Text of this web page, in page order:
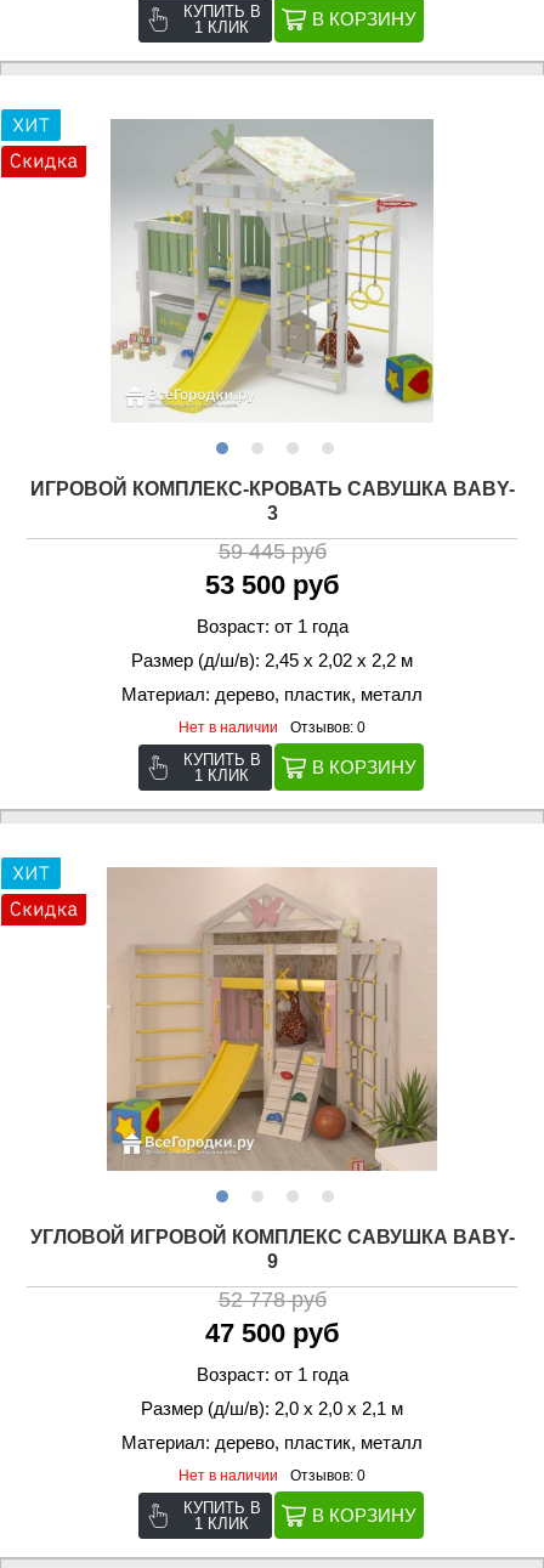
КУПИТЬ В
1 КЛИК
ИГРОВОЙ КОМПЛЕКС-КРОВАТЬ САВУШКА BABY-
3
59 445 руб
53 500 руб
Возраст: от 1 года
Размер (д/ш/в): 2,45 х 2,02 х 2,2 м
Материал: дерево, пластик, металл
Нет в наличии Отзывов: 0
КУПИТЬ В
1 КЛИК
УГЛОВОЙ ИГРОВОЙ КОМПЛЕКС САВУШКА BABY-
9
52 778 руб
47 500 руб
Возраст: от 1 года
Размер (д/ш/в): 2,0 х 2,0 х 2,1 м
Материал: дерево, пластик, металл
Нет в наличии Отзывов: 0
КУПИТЬ В
1 КЛИК